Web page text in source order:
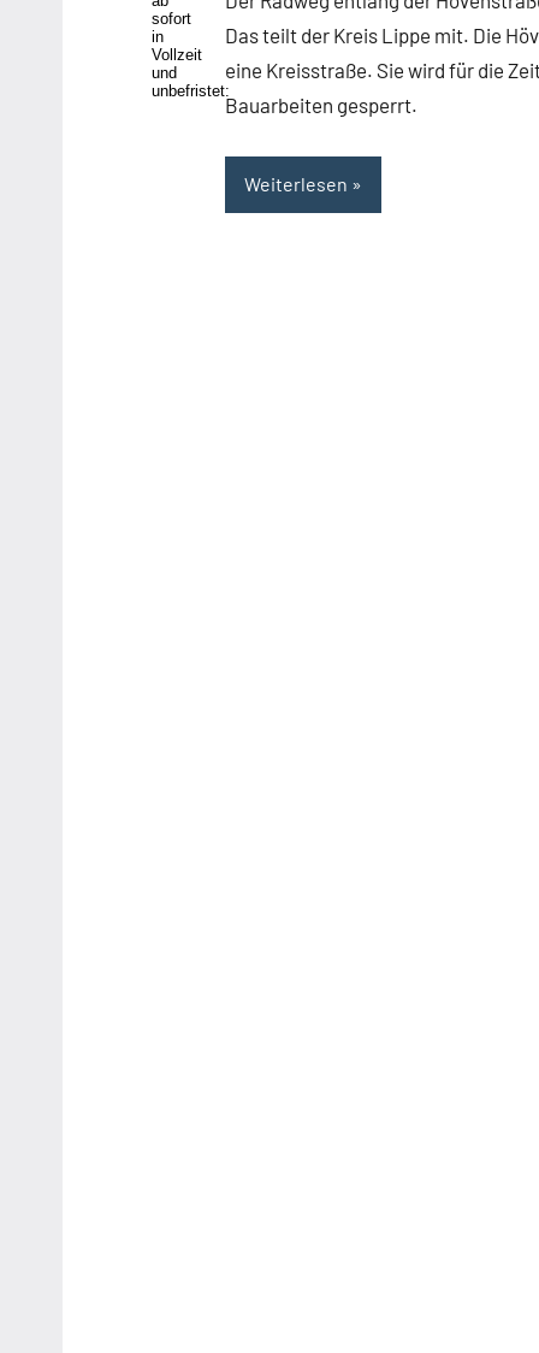
sofort
in
Vollzeit
und
unbefristet:
Themen
Das teilt der Kreis Lippe mit. Die
eine Kreisstraße. Sie wird für die
Bauarbeiten gesperrt.
Weiterlesen